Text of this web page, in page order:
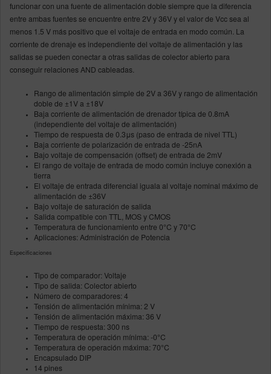
funcionar con una fuente de alimentación doble siempre que la diferencia
entre ambas fuentes se encuentre entre 2V y 36V y el valor de Vcc sea al
menos 1.5 V más positivo que el voltaje de entrada en modo común. La
corriente de drenaje es independiente del voltaje de alimentación y las
salidas se pueden conectar a otras salidas de colector abierto para
conseguir relaciones AND cableadas.
Rango de alimentación simple de 2V a 36V y rango de alimentación
doble de ±1V a ±18V
Baja corriente de alimentación de drenador típica de 0.8mA
(independiente del voltaje de alimentación)
Tiempo de respuesta de 0.3μs (paso de entrada de nivel TTL)
Baja corriente de polarización de entrada de -25nA
Bajo voltaje de compensación (offset) de entrada de 2mV
El rango de voltaje de entrada de modo común incluye conexión a
tierra
El voltaje de entrada diferencial iguala al voltaje nominal máximo de
alimentación de ±36V
Bajo voltaje de saturación de salida
Salida compatible con TTL, MOS y CMOS
Temperatura de funcionamiento entre 0°C y 70°C
Aplicaciones: Administración de Potencia
Especificaciones
Tipo de comparador: Voltaje
Tipo de salida: Colector abierto
Número de comparadores: 4
Tensión de alimentación mínima: 2 V
Tensión de alimentación máxima: 36 V
Tiempo de respuesta: 300 ns
Temperatura de operación mínima: -0°C
Temperatura de operación máxima: 70°C
Encapsulado DIP
14 pines